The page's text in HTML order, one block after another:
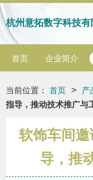
杭州意拓数字科技有
首页 企业简介
当前位置： 首页 > 产
指导，推动技术推广与
软饰车间
导，推